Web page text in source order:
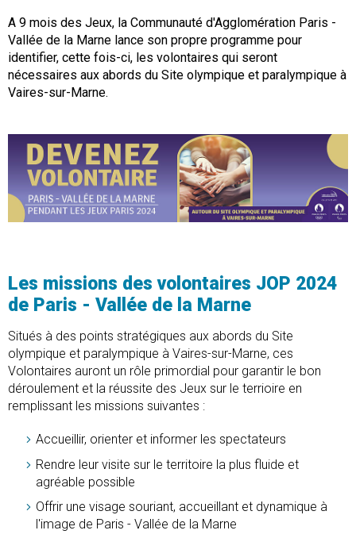
A 9 mois des Jeux, la Communauté d'Agglomération Paris -
Vallée de la Marne lance son propre programme pour
identifier, cette fois-ci, les volontaires qui seront
nécessaires aux abords du Site olympique et paralympique à
Vaires-sur-Marne.
Les missions des volontaires JOP 2024
de Paris - Vallée de la Marne
Situés à des points stratégiques aux abords du Site
olympique et paralympique à Vaires-sur-Marne, ces
Volontaires auront un rôle primordial pour garantir le bon
déroulement et la réussite des Jeux sur le terrioire en
remplissant les missions suivantes :
Accueillir, orienter et informer les spectateurs
Rendre leur visite sur le territoire la plus fluide et
agréable possible
Offrir une visage souriant, accueillant et dynamique à
l'image de Paris - Vallée de la Marne